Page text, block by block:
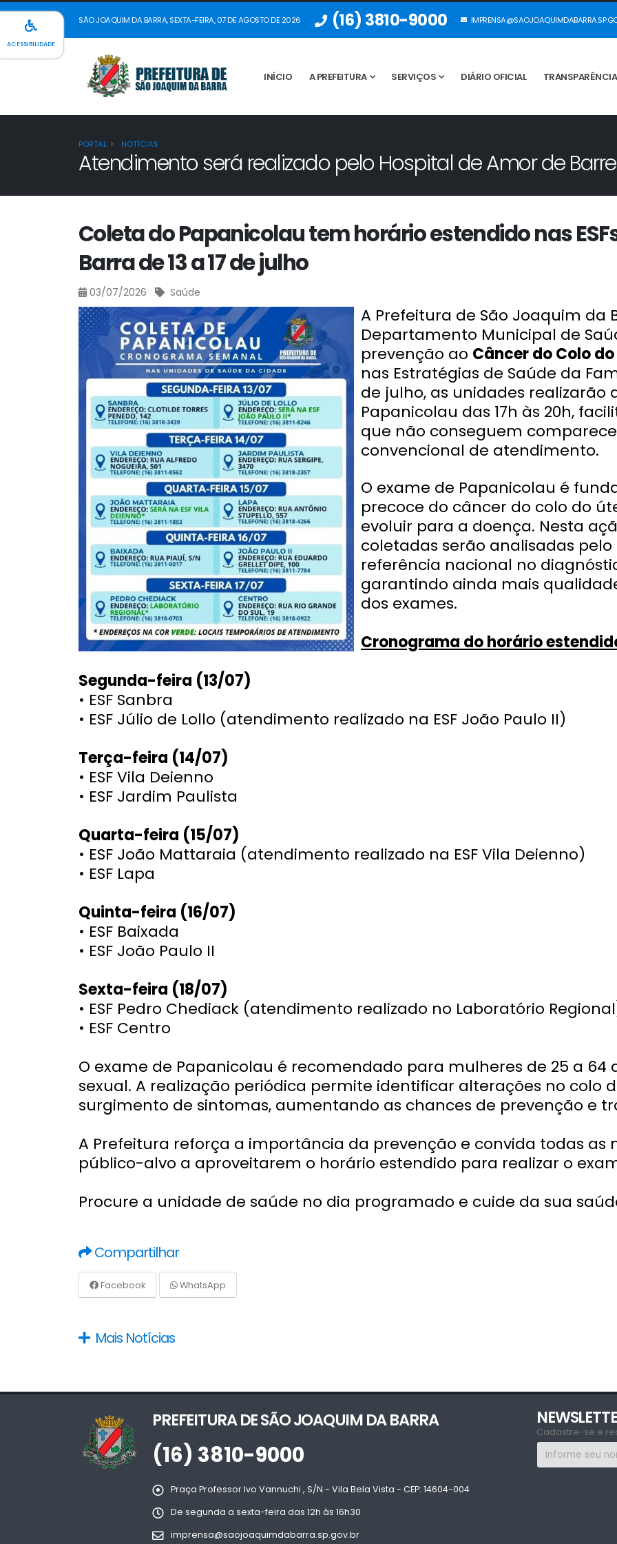
SÃO JOAQUIM DA BARRA, SEXTA-FEIRA, 07 DE AGOSTO DE 2026 (16) 3810-9000
INÍCIO A PREFEITURA SERVIÇOS DIÁRIO OFICIAL TRANSPARÊNCIA
PORTAL NOTÍCIAS
Atendimento será realizado pelo Hospital de Amor de
Coleta do Papanicolau tem horário estendido nas
Barra de 13 a 17 de julho
03/07/2026 Saúde
A Prefeitura de São Joaquim da
Departamento Municipal de
prevenção ao Câncer do Colo
nas Estratégias de Saúde da
de julho, as unidades realizarão
Papanicolau das 17h às 20h,
que não conseguem
convencional de atendimento.
O exame de Papanicolau é
precoce do câncer do colo do
evoluir para a doença. Nesta
coletadas serão analisadas pelo
referência nacional no
garantindo ainda mais
dos exames.
Cronograma do horário
Segunda-feira (13/07)
• ESF Sanbra
• ESF Júlio de Lollo (atendimento realizado na ESF João Paulo II)
Terça-feira (14/07)
• ESF Vila Deienno
• ESF Jardim Paulista
Quarta-feira (15/07)
• ESF João Mattaraia (atendimento realizado na ESF Vila Deienno)
• ESF Lapa
Quinta-feira (16/07)
• ESF Baixada
• ESF João Paulo II
Sexta-feira (18/07)
• ESF Pedro Chediack (atendimento realizado no Laboratório
• ESF Centro
O exame de Papanicolau é recomendado para mulheres de 25 a 64
sexual. A realização periódica permite identificar alterações no colo
surgimento de sintomas, aumentando as chances de prevenção e
A Prefeitura reforça a importância da prevenção e convida todas
público-alvo a aproveitarem o horário estendido para realizar o
Procure a unidade de saúde no dia programado e cuide da sua
Compartilhar
Facebook WhatsApp
Mais Notícias
PREFEITURA DE SÃO JOAQUIM DA BARRA
(16) 3810-9000
Praça Professor Ivo Vannuchi , S/N - Vila Bela Vista - CEP: 14604-004
De segunda a sexta-feira das 12h às 16h30
imprensa@saojoaquimdabarra.sp.gov.br
Cadastre-se e
ACESSIBILIDADE